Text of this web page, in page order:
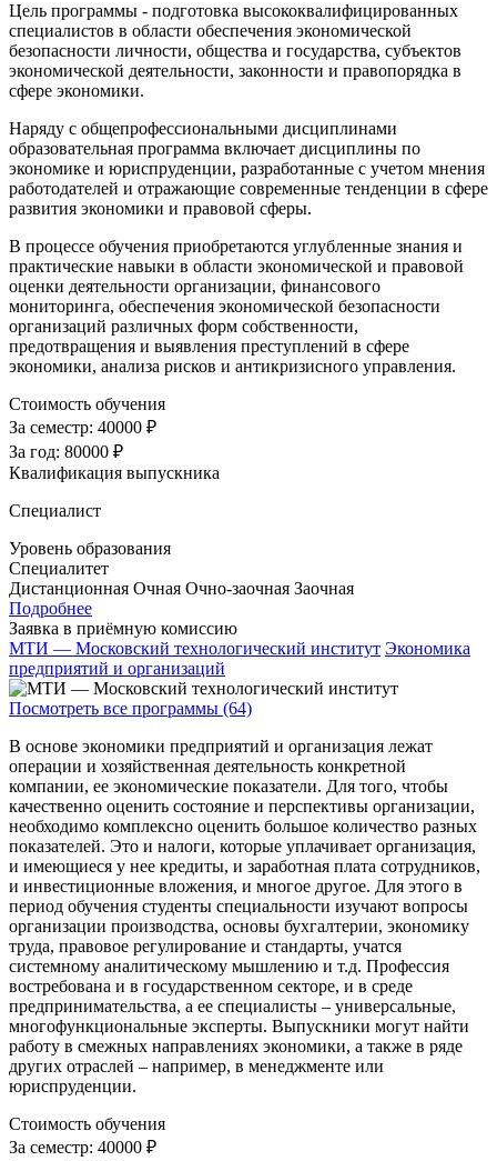
Цель программы - подготовка высококвалифицированных
специалистов в области обеспечения экономической
безопасности личности, общества и государства, субъектов
экономической деятельности, законности и правопорядка в
сфере экономики.
Наряду с общепрофессиональными дисциплинами
образовательная программа включает дисциплины по
экономике и юриспруденции, разработанные с учетом мнения
работодателей и отражающие современные тенденции в сфере
развития экономики и правовой сферы.
В процессе обучения приобретаются углубленные знания и
практические навыки в области экономической и правовой
оценки деятельности организации, финансового
мониторинга, обеспечения экономической безопасности
организаций различных форм собственности,
предотвращения и выявления преступлений в сфере
экономики, анализа рисков и антикризисного управления.
Стоимость обучения
За семестр: 40000 ₽
За год: 80000 ₽
Квалификация выпускника
Специалист
Уровень образования
Специалитет
Дистанционная Очная Очно-заочная Заочная
Подробнее
Заявка в приёмную комиссию
МТИ — Московский технологический институт Экономика
предприятий и организаций
Посмотреть все программы (64)
В основе экономики предприятий и организация лежат
операции и хозяйственная деятельность конкретной
компании, ее экономические показатели. Для того, чтобы
качественно оценить состояние и перспективы организации,
необходимо комплексно оценить большое количество разных
показателей. Это и налоги, которые уплачивает организация,
и имеющиеся у нее кредиты, и заработная плата сотрудников,
и инвестиционные вложения, и многое другое. Для этого в
период обучения студенты специальности изучают вопросы
организации производства, основы бухгалтерии, экономику
труда, правовое регулирование и стандарты, учатся
системному аналитическому мышлению и т.д. Профессия
востребована и в государственном секторе, и в среде
предпринимательства, а ее специалисты – универсальные,
многофункциональные эксперты. Выпускники могут найти
работу в смежных направлениях экономики, а также в ряде
других отраслей – например, в менеджменте или
юриспруденции.
Стоимость обучения
За семестр: 40000 ₽